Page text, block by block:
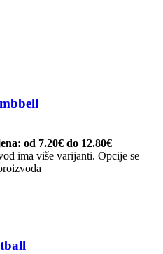
od 7.20€ do 12.80€
ima više varijanti. Opcije se